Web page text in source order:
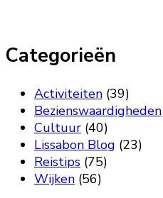
Categorieën
Activiteiten (39)
Bezienswaardigheden
Cultuur (40)
Lissabon Blog (23)
Reistips (75)
Wijken (56)